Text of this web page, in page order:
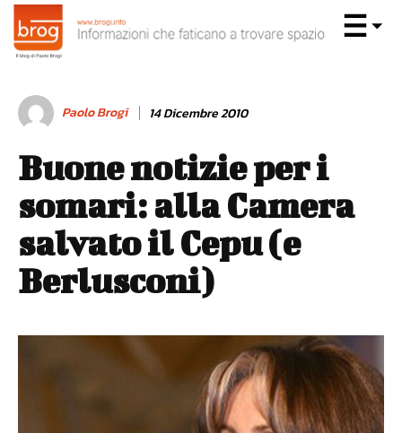
Paolo Brogi 14 Dicembre 2010
Buone notizie per i
somari: alla Camera
salvato il Cepu (e
Berlusconi)